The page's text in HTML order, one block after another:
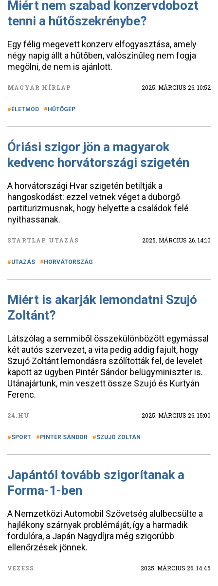
Miért nem szabad konzervdobozt
tenni a hűtőszekrénybe?
Egy félig megevett konzerv elfogyasztása, amely
négy napig állt a hűtőben, valószínűleg nem fogja
megölni, de nem is ajánlott.
MAGYAR HÍRLAP 2025. MÁRCIUS 26. 10:52
ÉLETMÓD HŰTŐGÉP
Óriási szigor jön a magyarok
kedvenc horvátországi szigetén
A horvátországi Hvar szigetén betiltják a
hangoskodást: ezzel vetnek véget a dübörgő
partiturizmusnak, hogy helyette a családok felé
nyithassanak.
STARTLAP UTAZÁS 2025. MÁRCIUS 26. 14:10
UTAZÁS HORVÁTORSZÁG
Miért is akarják lemondatni Szujó
Zoltánt?
Látszólag a semmiből összekülönbözött egymással
két autós szervezet, a vita pedig addig fajult, hogy
Szujó Zoltánt lemondásra szólították fel, de levelet
kapott az ügyben Pintér Sándor belügyminiszter is.
Utánajártunk, min veszett össze Szujó és Kurtyán
Ferenc.
24.HU 2025. MÁRCIUS 26. 15:00
SPORT PINTÉR SÁNDOR SZUJÓ ZOLTÁN
Japántól tovább szigorítanak a
Forma-1-ben
A Nemzetközi Automobil Szövetség alulbecsülte a
hajlékony szárnyak problémáját, így a harmadik
fordulóra, a Japán Nagydíjra még szigorúbb
ellenőrzések jönnek.
VEZESS 2025. MÁRCIUS 26. 14:45